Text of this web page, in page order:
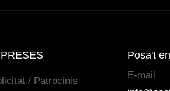
/ Patrocinis
Posa't
E-mail